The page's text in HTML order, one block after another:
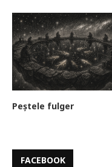
Peștele fulger
FACEBOOK